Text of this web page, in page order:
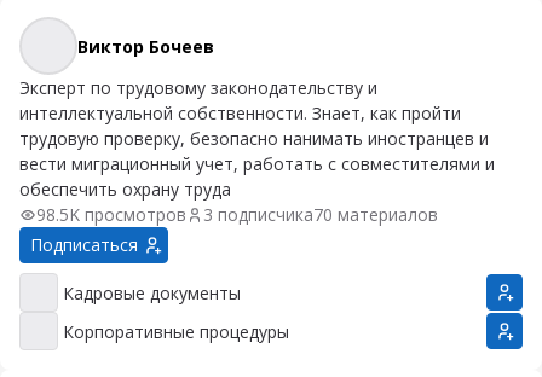
Виктор Бочеев
Виктор Бочеев
Эксперт по трудовому законодательству и
интеллектуальной собственности. Знает, как пройти
трудовую проверку, безопасно нанимать иностранцев и
вести миграционный учет, работать с совместителями и
обеспечить охрану труда
98.5K просмотров
3 подписчика70 материалов
Подписаться
Кадровые документы
Кадровые документы
Корпоративные процедуры
Корпоративные процедуры